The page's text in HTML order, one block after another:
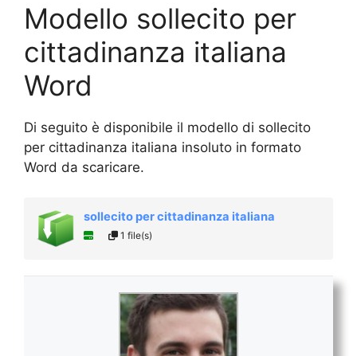
Modello sollecito per
cittadinanza italiana
Word
Di seguito è disponibile il modello di sollecito
per cittadinanza italiana insoluto in formato
Word da scaricare.
sollecito per cittadinanza italiana
1 file(s)